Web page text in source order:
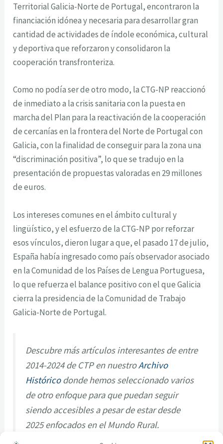
Territorial Galicia-Norte de Portugal, encontraron la
financiación idónea y necesaria para desarrollar gran
cantidad de actividades de índole económica, cultural
y deportiva que reforzaron y consolidaron la
cooperación transfronteriza.
Como no podía ser de otro modo, la CTG-NP reaccionó
de inmediato a la crisis sanitaria con la puesta en
marcha del Plan para la reactivación de la cooperación
de cercanías en la frontera del Norte de Portugal con
Galicia, con la finalidad de conseguir para la zona una
“discriminación positiva”, lo que se tradujo en la
presentación de propuestas valoradas en 29 millones
de euros.
Los intereses comunes en el ámbito cultural y
lingüístico, y el esfuerzo de la CTG-NP por reforzar
esos vínculos, dieron lugar a que, el pasado 17 de julio,
España había ingresado como país observador asociado
en la Comunidad de los Países de Lengua Portuguesa,
lo que refuerza el balance positivo con el que Galicia
cierra la presidencia de la Comunidad de Trabajo
Galicia-Norte de Portugal.
Descubre más artículos interesantes de entre
2014-2024 de CTP en nuestroArchivo
Históricodonde hemos seleccionado varios
de otro enfoque para que puedan seguir
siendo accesibles a pesar de estar desde
2025 enfocados en el Mundo Rural.